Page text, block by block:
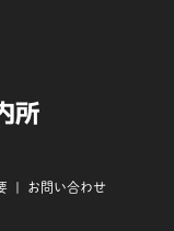
お問い合わせ